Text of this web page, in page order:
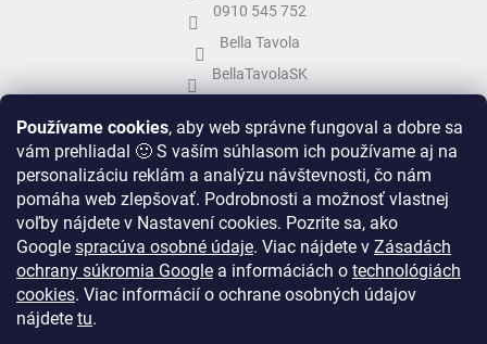
Používame cookies, aby web správne fungoval a dobre sa
vám prehliadal 🙂 S vaším súhlasom ich používame aj na
personalizáciu reklám a analýzu návštevnosti, čo nám
pomáha web zlepšovať. Podrobnosti a možnosť vlastnej
voľby nájdete v Nastavení cookies. Pozrite sa, ako
Google spracúva osobné údaje. Viac nájdete v Zásadách
ochrany súkromia Google a informáciách o technológiách
cookies. Viac informácií o ochrane osobných údajov
nájdete tu.
0910 545 752
Bella Tavola
BellaTavolaSK